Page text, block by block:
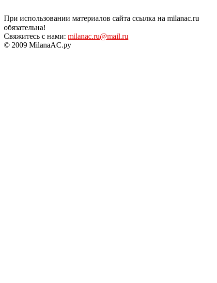
При использовании материалов сайта ссылка на milanac.ru
обязательна!
Свяжитесь с нами: milanac.ru@mail.ru
© 2009 MilanaAC.ру